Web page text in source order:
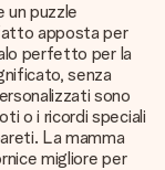
un puzzle
apposta per
perfetto per la
senza
sono
o i ricordi speciali
La mamma
migliore per